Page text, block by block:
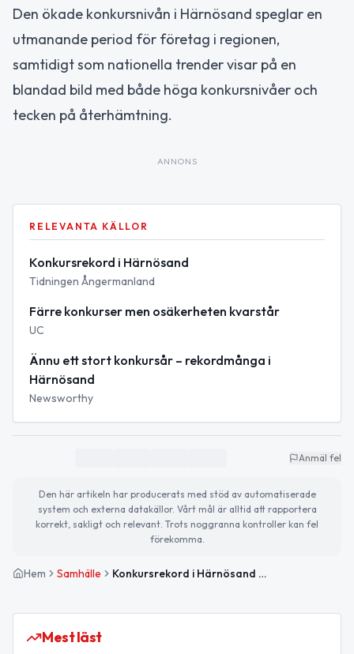
Den ökade konkursnivån i Härnösand speglar en
utmanande period för företag i regionen,
samtidigt som nationella trender visar på en
blandad bild med både höga konkursnivåer och
tecken på återhämtning.
ANNONS
RELEVANTA KÄLLOR
Konkursrekord i Härnösand
Tidningen Ångermanland
Färre konkurser men osäkerheten kvarstår
UC
Ännu ett stort konkursår – rekordmånga i
Härnösand
Newsworthy
Anmäl fel
Den här artikeln har producerats med stöd av automatiserade
system och externa datakällor. Vårt mål är alltid att rapportera
korrekt, sakligt och relevant. Trots noggranna kontroller kan fel
förekomma.
Hem Samhälle Konkursrekord i Härnösand under 2025 oroar lokalt näringsliv
Mest läst